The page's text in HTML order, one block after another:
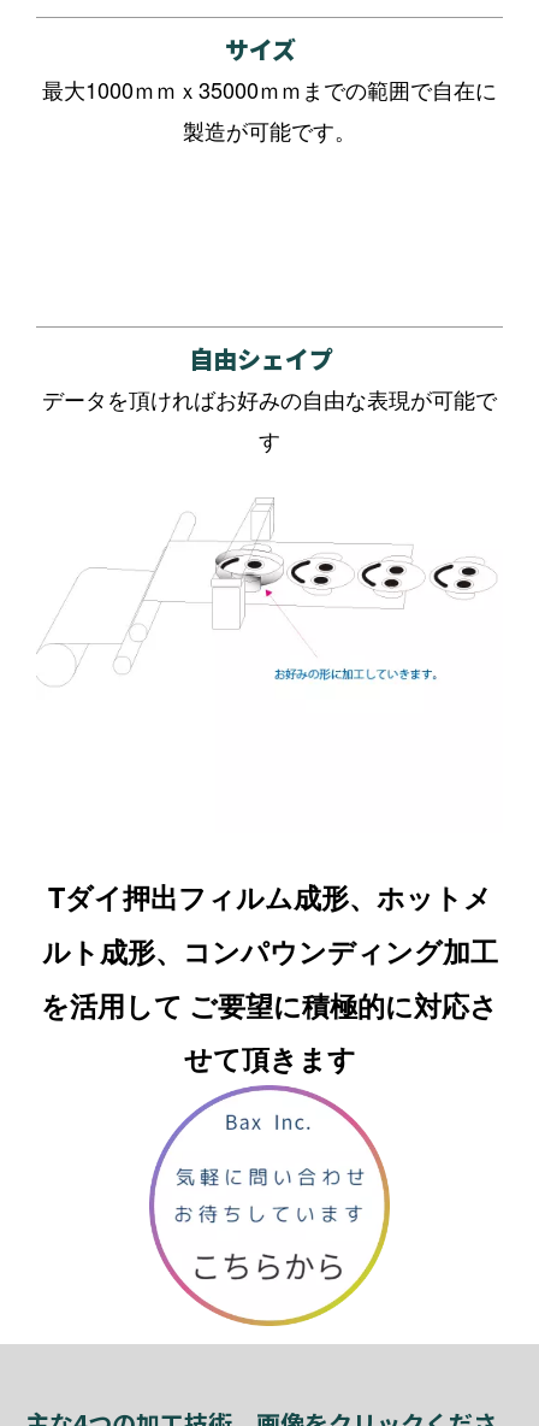
サイズ
最大1000ｍｍｘ35000ｍｍまでの範囲で自在に
製造が可能です。
自由シェイプ
データを頂ければお好みの自由な表現が可能で
す
Tダイ押出フィルム成形、ホットメ
ルト成形、コンパウンディング加工
を活用して ご要望に積極的に対応さ
せて頂きます